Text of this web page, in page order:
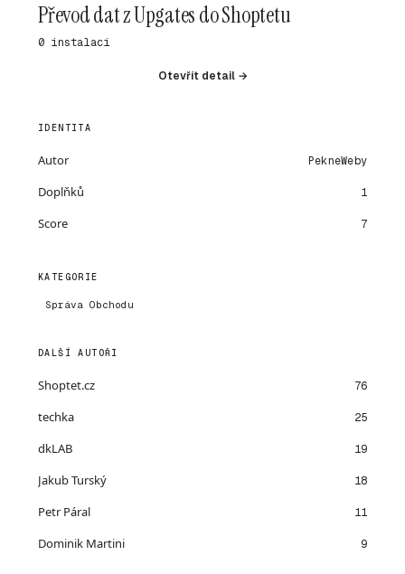
Převod dat z Upgates do Shoptetu
0 instalací
Otevřít detail →
IDENTITA
Autor PekneWeby
Doplňků 1
Score 7
KATEGORIE
Správa Obchodu
DALŠÍ AUTOŘI
Shoptet.cz 76
techka 25
dkLAB 19
Jakub Turský 18
Petr Páral 11
Dominik Martini 9